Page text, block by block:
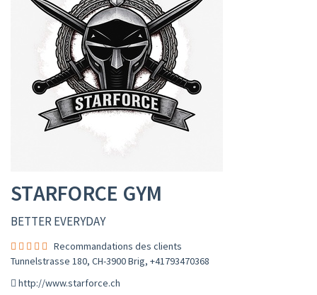
STARFORCE GYM
BETTER EVERYDAY
Recommandations des clients
Tunnelstrasse 180, CH-3900 Brig, +41793470368
http://www.starforce.ch